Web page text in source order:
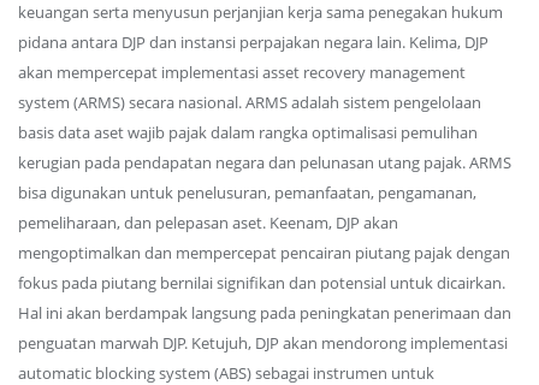
keuangan serta menyusun perjanjian kerja sama penegakan hukum
pidana antara DJP dan instansi perpajakan negara lain. Kelima, DJP
akan mempercepat implementasi asset recovery management
system (ARMS) secara nasional. ARMS adalah sistem pengelolaan
basis data aset wajib pajak dalam rangka optimalisasi pemulihan
kerugian pada pendapatan negara dan pelunasan utang pajak. ARMS
bisa digunakan untuk penelusuran, pemanfaatan, pengamanan,
pemeliharaan, dan pelepasan aset. Keenam, DJP akan
mengoptimalkan dan mempercepat pencairan piutang pajak dengan
fokus pada piutang bernilai signifikan dan potensial untuk dicairkan.
Hal ini akan berdampak langsung pada peningkatan penerimaan dan
penguatan marwah DJP. Ketujuh, DJP akan mendorong implementasi
automatic blocking system (ABS) sebagai instrumen untuk